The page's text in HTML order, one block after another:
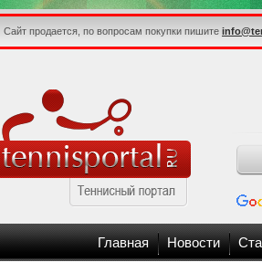
Сайт продается, по вопросам покупки пишите
Главная Новости